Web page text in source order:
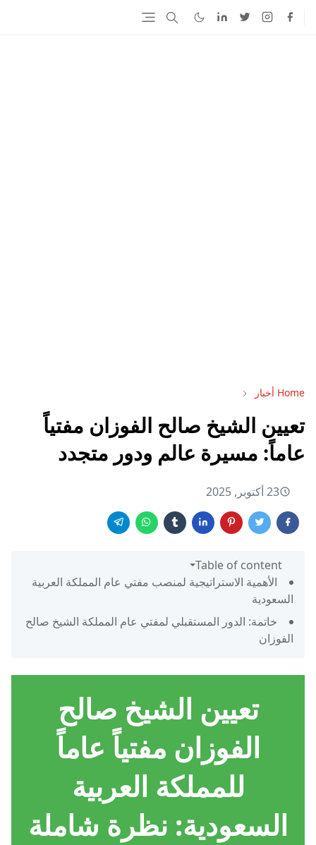
Home أخبار
تعيين الشيخ صالح الفوزان مفتياً
عاماً: مسيرة عالم ودور متجدد
23 أكتوبر, 2025
Table of content
الأهمية الاستراتيجية لمنصب مفتي عام المملكة العربية
السعودية
خاتمة: الدور المستقبلي لمفتي عام المملكة الشيخ صالح
الفوزان
تعيين الشيخ صالح
الفوزان مفتياً عاماً
للمملكة العربية
السعودية: نظرة شاملة